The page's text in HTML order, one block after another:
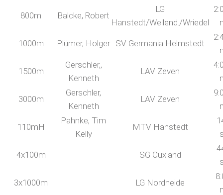
800m Balcke, Robert
LG
Hanstedt/Wellend./Wriedel
1000m Plümer, Holger SV Germania Helmstedt
1500m
Gerschler,,
Kenneth
LAV Zeven
3000m
Gerschler,
Kenneth
LAV Zeven
110mH
Pahnke, Tim
Kelly
MTV Hanstedt
4x100m SG Cuxland
3x1000m LG Nordheide